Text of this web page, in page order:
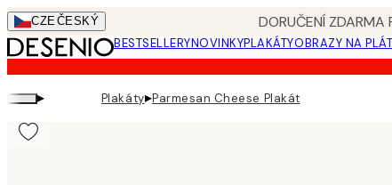
Skip
to
main
content.
CZEČESKÝ DORUČENÍ ZDARMA
BESTSELLERYNOVINKYPLAKÁTYOBRAZY NA
▸ Plakáty▸Parmesan Cheese Plakát